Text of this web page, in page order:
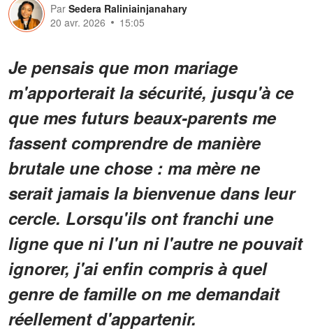
Par Sedera Raliniainjanahary
20 avr. 2026
15:05
Je pensais que mon mariage
m'apporterait la sécurité, jusqu'à ce
que mes futurs beaux-parents me
fassent comprendre de manière
brutale une chose : ma mère ne
serait jamais la bienvenue dans leur
cercle. Lorsqu'ils ont franchi une
ligne que ni l'un ni l'autre ne pouvait
ignorer, j'ai enfin compris à quel
genre de famille on me demandait
réellement d'appartenir.